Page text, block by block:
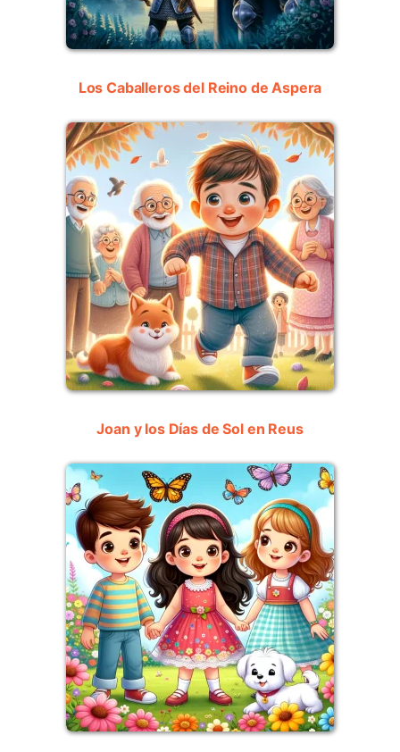
Los Caballeros del Reino de Aspera
Joan y los Días de Sol en Reus